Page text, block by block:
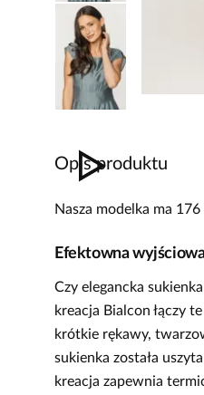
Opis produktu
Nasza modelka ma
Efektowna
Czy elegancka
kreacja Bialcon łączy
krótkie rękawy,
sukienka została
kreacja zapewnia